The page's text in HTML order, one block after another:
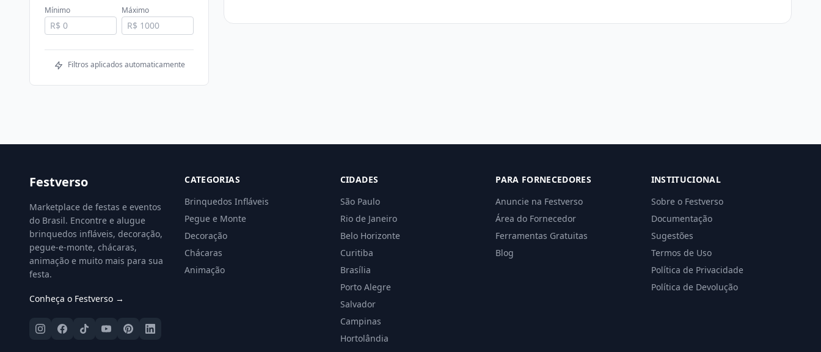
Mínimo Máximo
Filtros aplicados automaticamente
Festverso
Marketplace de festas e eventos
do Brasil. Encontre e alugue
brinquedos infláveis, decoração,
pegue-e-monte, chácaras,
animação e muito mais para sua
festa.
Conheça o Festverso →
CATEGORIAS
Brinquedos Infláveis
Pegue e Monte
Decoração
Chácaras
Animação
CIDADES
São Paulo
Rio de Janeiro
Belo Horizonte
Curitiba
Brasília
Porto Alegre
Salvador
Campinas
Hortolândia
PARA FORNECEDORES
Anuncie na Festverso
Área do Fornecedor
Ferramentas Gratuitas
Blog
INSTITUCIONAL
Sobre o Festverso
Documentação
Sugestões
Termos de Uso
Política de Privacidade
Política de Devolução